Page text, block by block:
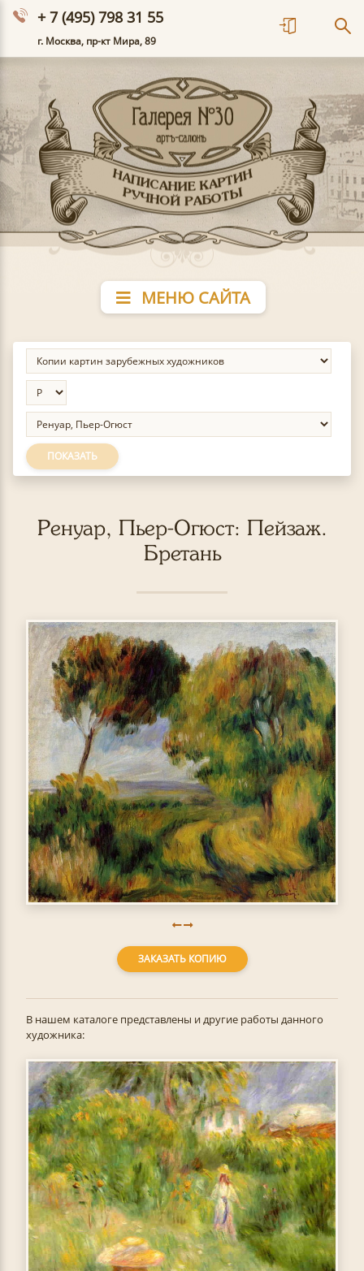
+ 7 (495) 798 31 55
г. Москва, пр-кт Мира, 89
МЕНЮ САЙТА
ПОКАЗАТЬ
Ренуар, Пьер-Огюст: Пейзаж.
Бретань
ЗАКАЗАТЬ КОПИЮ
В нашем каталоге представлены и другие работы данного
художника: